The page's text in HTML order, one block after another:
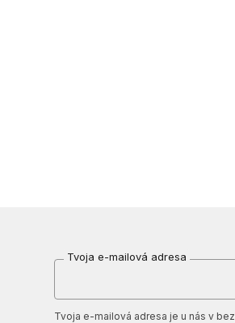
Tvoja e-mailová adresa
Tvoja e-mailová adresa je u nás v